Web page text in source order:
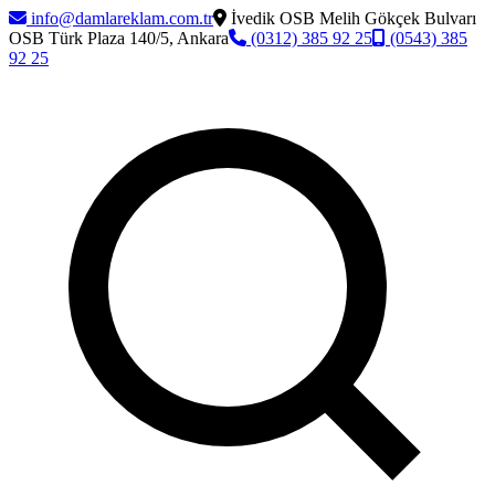
info@damlareklam.com.tr
İvedik OSB Melih Gökçek Bulvarı
OSB Türk Plaza 140/5, Ankara
(0312) 385 92 25
(0543) 385
92 25